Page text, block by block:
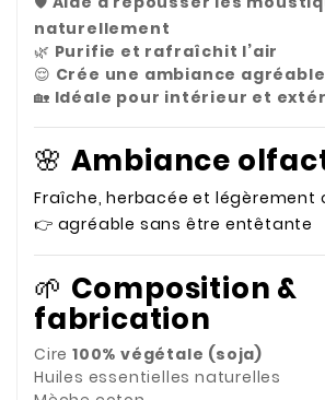
naturellement
🌿 Purifie et rafraîchit l’air
😌 Crée une ambiance
🏡 Idéale pour intérieur et
🌸 Ambiance
Fraîche, herbacée et légèrement
👉 agréable sans être entêtante
🌱 Composition &
fabrication
Cire 100% végétale (soja)
Huiles essentielles naturelles